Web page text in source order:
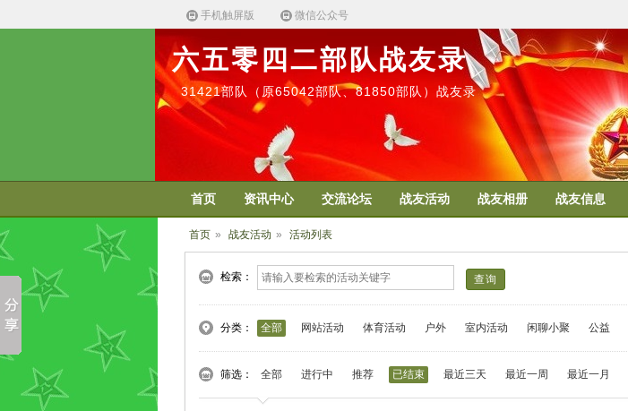
手机触屏版 微信公众号
六五零四二部队战友录
31421部队（原65042部队、81850部队）战友录
首页 资讯中心 交流论坛 战友活动 战友相册 战友信息
首页 » 战友活动 » 活动列表
检索：
分类： 全部 网站活动 体育活动 户外 室内活动 闲聊小聚 公益
筛选： 全部 进行中 推荐 已结束 最近三天 最近一周 最近一月